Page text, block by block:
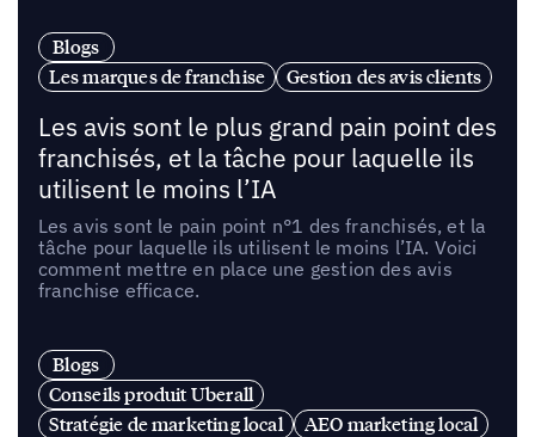
Blogs
Les marques de franchise
Gestion des avis clients
Les avis sont le plus grand pain point des
franchisés, et la tâche pour laquelle ils
utilisent le moins l’IA
Les avis sont le pain point n°1 des franchisés, et la
tâche pour laquelle ils utilisent le moins l’IA. Voici
comment mettre en place une gestion des avis
franchise efficace.
Blogs
Conseils produit Uberall
Stratégie de marketing local
AEO marketing local